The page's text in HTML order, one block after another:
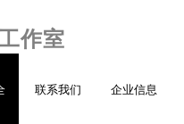
作室
联系我们 企业信息